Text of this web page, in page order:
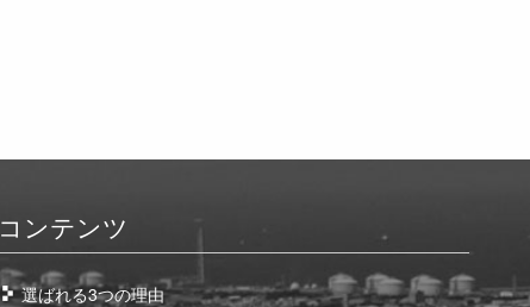
コンテンツ
選ばれる3つの理由